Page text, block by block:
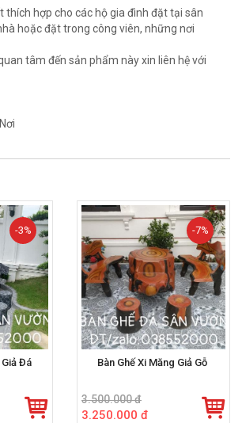
thích hợp cho các hộ gia đình đặt tại sân
hoặc đặt trong công viên, những nơi
tâm đến sản phẩm này xin liên hệ với
-3%
Giả Đá
-7%
Bàn Ghế Xi Măng Giả Gỗ
3.500.000 đ
3.250.000 đ